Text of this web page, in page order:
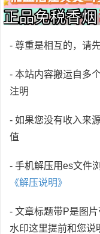
- 尊重是相互的，请
- 本站内容搬运自多
注明
- 如果您没有收入来
值
- 手机解压用es文件
《解压说明》
- 文章标题带P是图
水印这里提前和您说